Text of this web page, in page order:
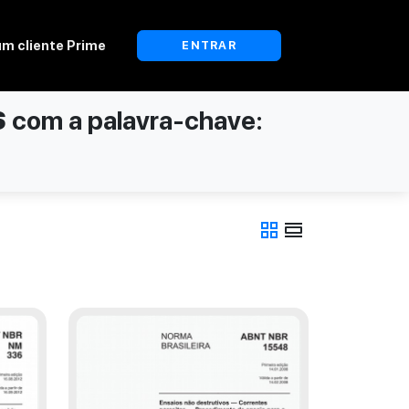
cliente Prime ENTRAR
com a palavra-chave:
grid_view view_day